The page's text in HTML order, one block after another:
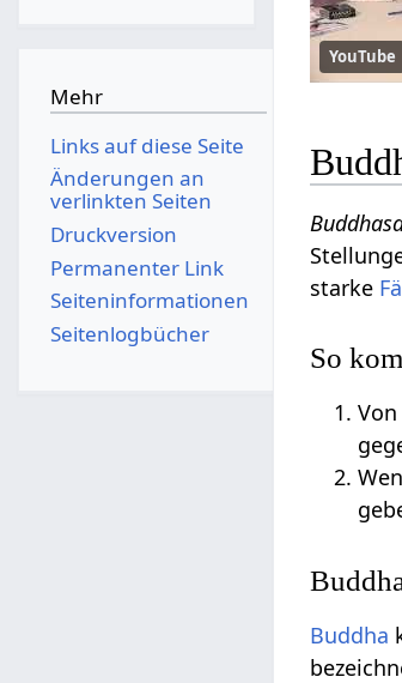
YouTube
starke
So
Buddha
Mehr
Links auf diese Seite
Änderungen an
verlinkten Seiten
Druckversion
Permanenter Link
Seiten­­informationen
Seitenlogbücher